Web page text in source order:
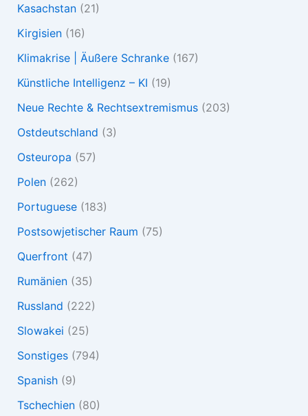
Kasachstan(21)
Kirgisien(16)
Klimakrise | Äußere Schranke(167)
Künstliche Intelligenz – KI (19)
Neue Rechte & Rechtsextremismus(203)
Ostdeutschland (3)
Osteuropa (57)
Polen(262)
Portuguese(183)
Postsowjetischer Raum (75)
Querfront (47)
Rumänien(35)
Russland (222)
Slowakei (25)
Sonstiges(794)
Spanish(9)
Tschechien(80)